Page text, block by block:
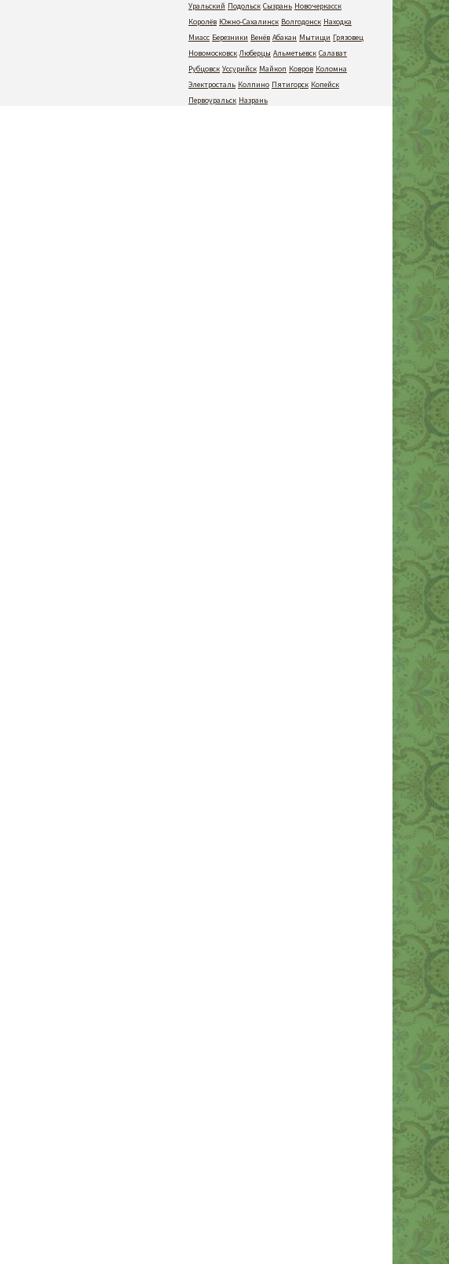
Уральский Подольск Сызрань Новочеркасск
Королёв Южно-Сахалинск Волгодонск Находка
Миасс Березники Венёв Абакан Мытищи Грязовец
Новомосковск Люберцы Альметьевск Салават
Рубцовск Уссурийск Майкоп Ковров Коломна
Электросталь Колпино Пятигорск Копейск
Первоуральск Назрань